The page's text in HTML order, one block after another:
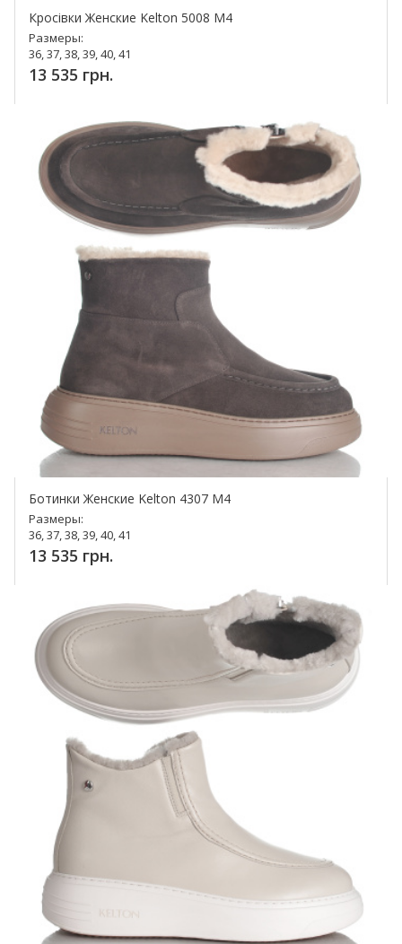
Кросівки Женские Kelton 5008 M4
Размеры:
36, 37, 38, 39, 40, 41
13 535 грн.
Ботинки Женские Kelton 4307 M4
Размеры:
36, 37, 38, 39, 40, 41
13 535 грн.